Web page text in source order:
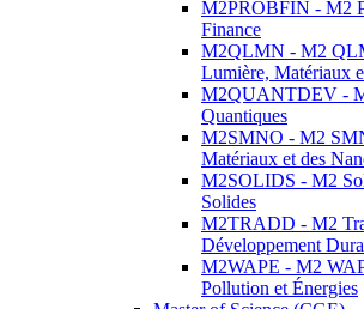
M2PROBFIN - M2
Finance
M2QLMN - M2
Lumière, Matériaux
M2QUANTDEV -
Quantiques
M2SMNO - M2
Matériaux et des
M2SOLIDS - M2
Solides
M2TRADD - M2
Développement
M2WAPE - M2
Pollution et Énergies